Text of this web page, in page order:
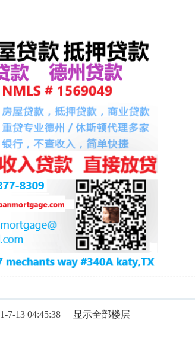
7-13 04:45:38 | 显示全部楼层